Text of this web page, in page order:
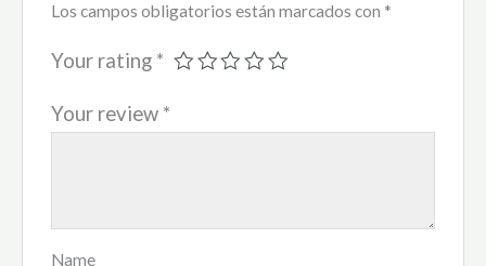
Los campos obligatorios están marcados con *
Your rating *
Your review *
Name